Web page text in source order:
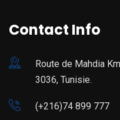
Contact Info
Route de Mahdia
3036, Tunisie.
(+216)74 899 777